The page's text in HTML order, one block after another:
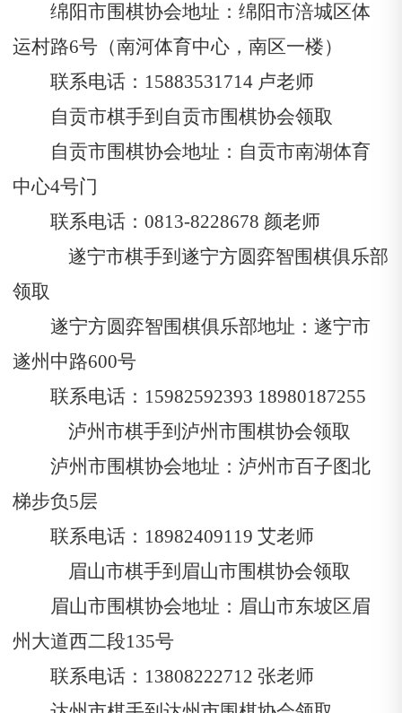
绵阳市围棋协会地址：绵阳市涪城区体
运村路6号（南河体育中心，南区一楼）
联系电话：15883531714 卢老师
自贡市棋手到自贡市围棋协会领取
自贡市围棋协会地址：自贡市南湖体育
中心4号门
联系电话：0813-8228678 颜老师
遂宁市棋手到遂宁方圆弈智围棋俱乐部
领取
遂宁方圆弈智围棋俱乐部地址：遂宁市
遂州中路600号
联系电话：15982592393 18980187255
泸州市棋手到泸州市围棋协会领取
泸州市围棋协会地址：泸州市百子图北
梯步负5层
联系电话： 18982409119艾老师
眉山市棋手到眉山市围棋协会领取
眉山市围棋协会地址：眉山市东坡区眉
州大道西二段135号
联系电话：13808222712 张老师